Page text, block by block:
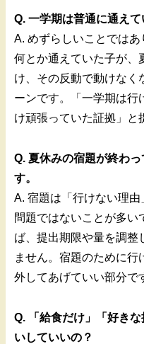
Q. 一学期は普通に通え
A. めずらしいことでは
何とか通えていた子が、
け、その反動で動けな
ーンです。「一学期は行
け頑張っていた証拠」と
Q. 夏休みの宿題が終わ
す。
A. 宿題は「行けない理
問題ではないことが多い
ば、提出期限や量を調整
ません。宿題のために行
外してあげていい部分で
Q. 「給食だけ」「好き
いしていいの？